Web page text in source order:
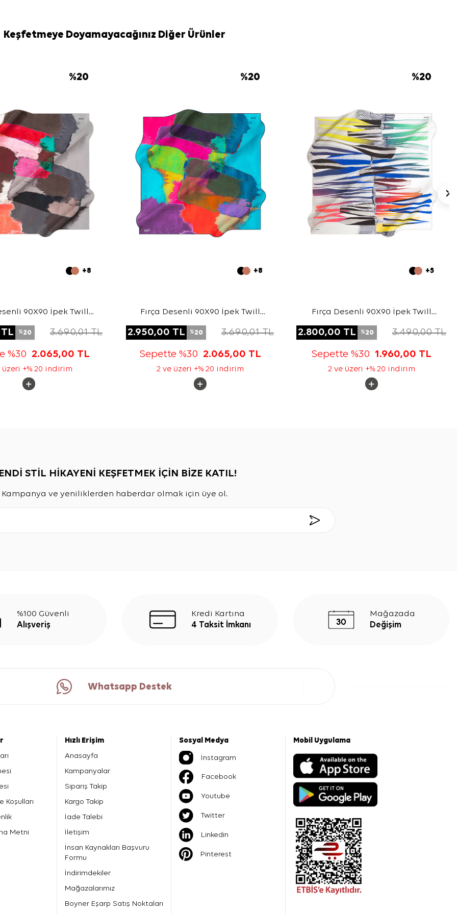
İpek ve hassas eşarp bakımında nazik temizlik desteği
Keşfetmeye Doyamayacağınız Diğer Ürünler
%20
+8
90X90 İpek Twill
%20 3.690,01TL
%30 2.065,00 TL
üzeri +% 20 indirim
%20
+8
Fırça Desenli 90X90 İpek Twill
2.950,00 TL %20 3.690,01TL
Sepette %30 2.065,00 TL
2 ve üzeri +% 20 indirim
%20
+5
Fırça Desenli 90X90 İpek Twill
2.800,00 TL %20 3.490,00TL
Sepette %30 1.960,00 TL
2 ve üzeri +% 20 indirim
STİL HİKAYENİ KEŞFETMEK İÇİN BİZE KATIL!
Kampanya ve yeniliklerden haberdar olmak için üye ol.
%100 Güvenli
Alışveriş
Kredi Kartına
4 Taksit İmkanı
Mağazada
Değişim
Whatsapp Destek
Koşulları
Metni
Hızlı Erişim
Anasayfa
Kampanyalar
Sipariş Takip
Kargo Takip
İade Talebi
İletişim
İnsan Kaynakları Başvuru
Formu
İndirimdekiler
Mağazalarımız
Boyner Eşarp Satış Noktaları
Sosyal Medya
İnstagram
Facebook
Youtube
Twitter
Linkedin
Pinterest
Mobil Uygulama